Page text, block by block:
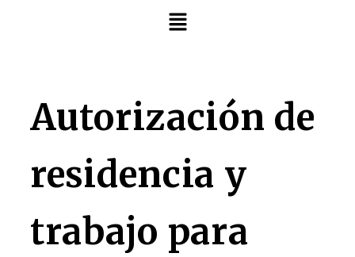
Menú
Autorización de
residencia y
trabajo para